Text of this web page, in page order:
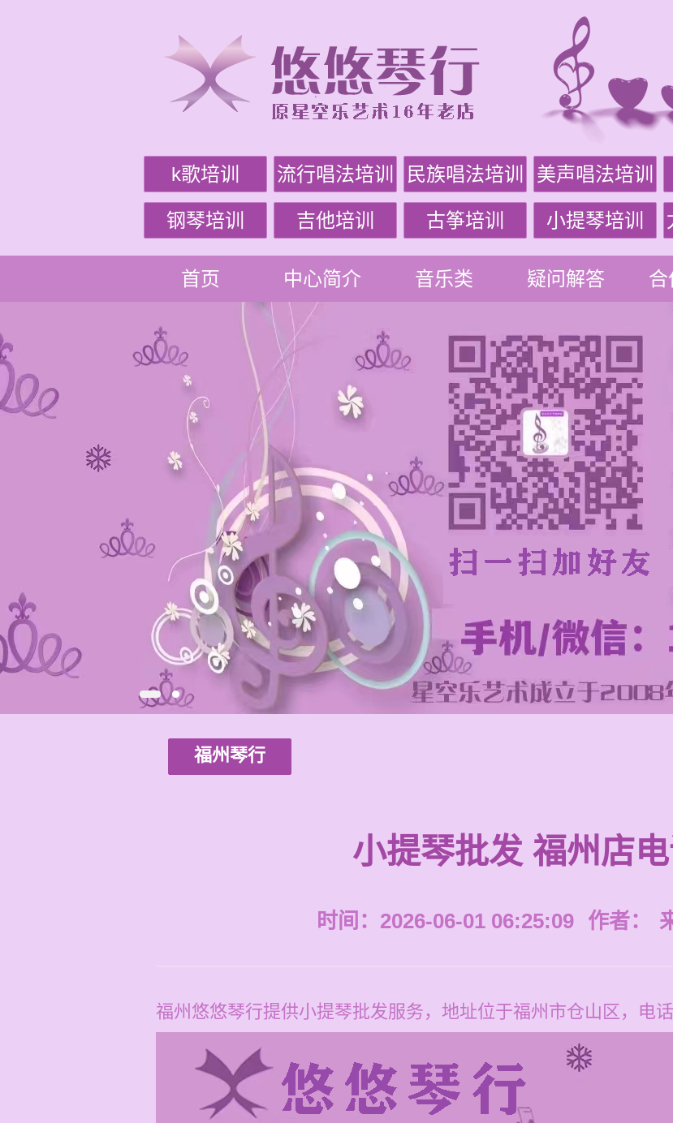
k歌培训 流行唱法培训 民族唱法培训 美声唱法培训
钢琴培训 吉他培训 古筝培训 小提琴培训
首页 中心简介 音乐类 疑问解答 合
福州琴行
小提琴批发 福州店
时间：2026-06-01 06:25:09 作者：
福州悠悠琴行提供小提琴批发服务，地址位于福州市仓山区，电